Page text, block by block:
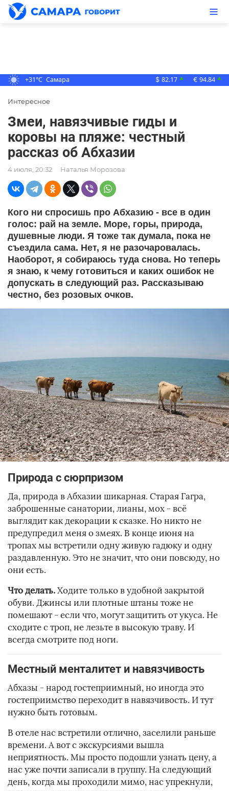
+31°C Самара $ 82.17 ▲ € 94.84 ▲
Интересное
Змеи, навязчивые гиды и
коровы на пляже: честный
рассказ об Абхазии
4 июля, 20:32 Наталья Морозова
Кого ни спросишь про Абхазию - все в один
голос: рай на земле. Море, горы, природа,
душевные люди. Я тоже так думала, пока не
съездила сама. Нет, я не разочаровалась.
Наоборот, я собираюсь туда снова. Но теперь
я знаю, к чему готовиться и каких ошибок не
допускать в следующий раз. Рассказываю
честно, без розовых очков.
Природа с сюрпризом
Да, природа в Абхазии шикарная. Старая Гагра,
заброшенные санатории, лианы, мох - всё
выглядит как декорации к сказке. Но никто не
предупредил меня о змеях. В конце июня на
тропах мы встретили одну живую гадюку и одну
раздавленную. Это не значит, что они повсюду, но
они есть.
Что делать.Ходите только в удобной закрытой
обуви. Джинсы или плотные штаны тоже не
помешают - если что, могут защитить от укуса. Не
сходите с троп, не лезьте в высокую траву. И
всегда смотрите под ноги.
Местный менталитет и навязчивость
Абхазы - народ гостеприимный, но иногда это
гостеприимство переходит в навязчивость. И тут
нужно быть готовым.
В отеле нас встретили отлично, заселили раньше
времени. А вот с экскурсиями вышла
неприятность. Мы просто подошли узнать цену, а
нас уже почти записали в группу. На следующий
день, когда мы проходили мимо, нас упрекнули,